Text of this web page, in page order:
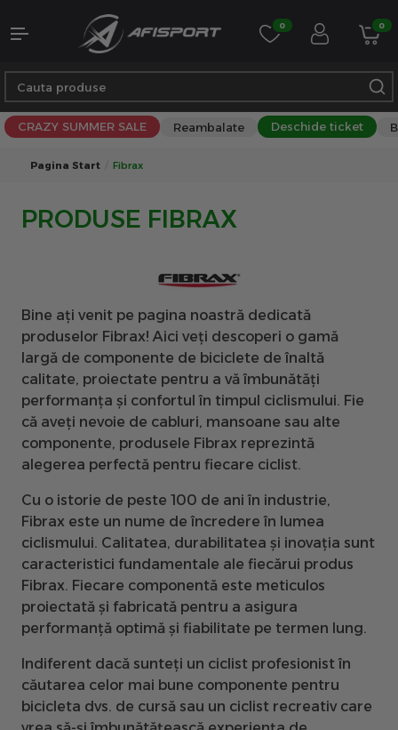
0 0
CRAZY SUMMER SALE Reambalate Deschide ticket
Pagina Start Fibrax
PRODUSE FIBRAX
Bine ați venit pe pagina noastră dedicată
produselor Fibrax! Aici veți descoperi o gamă
largă de componente de biciclete de înaltă
calitate, proiectate pentru a vă îmbunătăți
performanța și confortul în timpul ciclismului. Fie
că aveți nevoie de cabluri, mansoane sau alte
componente, produsele Fibrax reprezintă
alegerea perfectă pentru fiecare ciclist.
Cu o istorie de peste 100 de ani în industrie,
Fibrax este un nume de încredere în lumea
ciclismului. Calitatea, durabilitatea și inovația sunt
caracteristici fundamentale ale fiecărui produs
Fibrax. Fiecare componentă este meticulos
proiectată și fabricată pentru a asigura
performanță optimă și fiabilitate pe termen lung.
Indiferent dacă sunteți un ciclist profesionist în
căutarea celor mai bune componente pentru
bicicleta dvs. de cursă sau un ciclist recreativ care